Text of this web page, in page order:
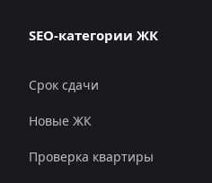
SEO-категории ЖК
Срок сдачи
Новые ЖК
Проверка квартиры